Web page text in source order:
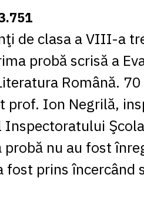
de clasa a VIII-a
probă scrisă a
Română.
prof. Ion Negrilă,
Inspectoratului
probă nu au fost
fost prins încercând